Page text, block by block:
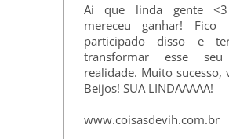
Ai que linda gente
mereceu ganhar!
participado disso e
transformar esse
realidade. Muito sucesso,
Beijos! SUA LINDAAAAA!
www.coisasdevih.com.br